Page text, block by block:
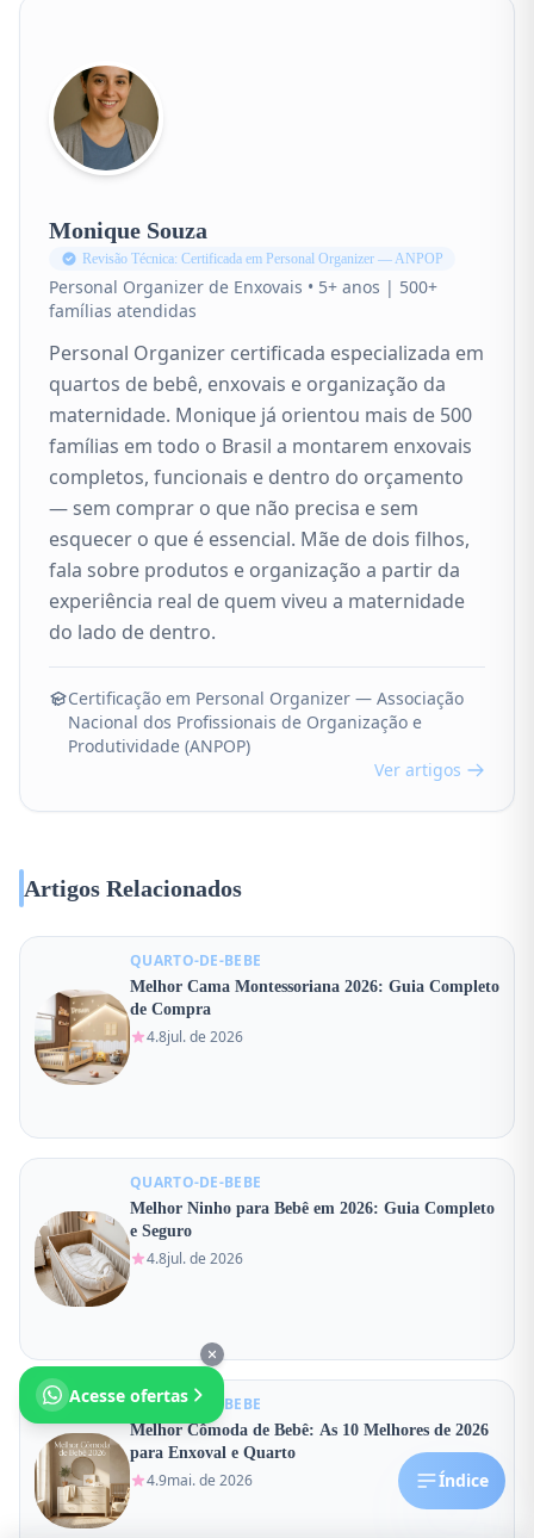
Índice
Monique Souza
Revisão Técnica: Certificada em Personal Organizer — ANPOP
Personal Organizer de Enxovais • 5+ anos | 500+
famílias atendidas
Personal Organizer certificada especializada em
quartos de bebê, enxovais e organização da
maternidade. Monique já orientou mais de 500
famílias em todo o Brasil a montarem enxovais
completos, funcionais e dentro do orçamento
— sem comprar o que não precisa e sem
esquecer o que é essencial. Mãe de dois filhos,
fala sobre produtos e organização a partir da
experiência real de quem viveu a maternidade
do lado de dentro.
Certificação em Personal Organizer — Associação
Nacional dos Profissionais de Organização e
Produtividade (ANPOP)
Ver artigos
Artigos Relacionados
QUARTO-DE-BEBE
Melhor Cama Montessoriana 2026: Guia Completo
de Compra
4.8jul. de 2026
QUARTO-DE-BEBE
Melhor Ninho para Bebê em 2026: Guia Completo
e Seguro
4.8jul. de 2026
QUARTO-DE-BEBE
Melhor Cômoda de Bebê: As 10 Melhores de 2026
para Enxoval e Quarto
4.9mai. de 2026
Acesse ofertas